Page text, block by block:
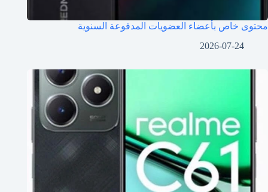
محتوى خاص بأعضاء العضويات المدفوعة السنوية
2026-07-24